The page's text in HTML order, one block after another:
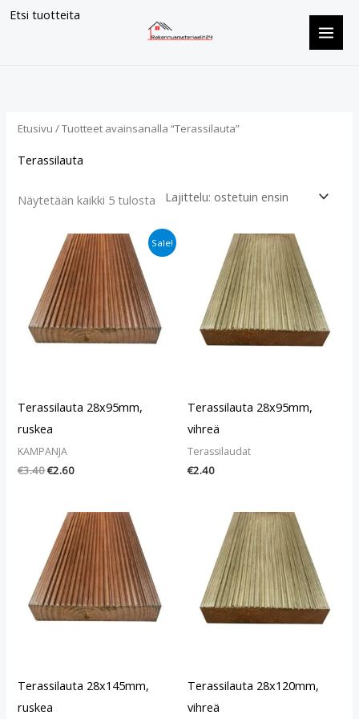
Etsi tuotteita
Siirry
Etusivu / Tuotteet avainsanalla “Terassilauta”
Terassilauta
Näytetään kaikki 5 tulosta
Sale!
Terassilauta 28x95mm,
ruskea
KAMPANJA
€3.40
Alkuperäinen
hinta
oli:
€3.40.
€2.60
Nykyinen
hinta
on:
€2.60.
Terassilauta 28x95mm,
vihreä
Terassilaudat
€2.40
Terassilauta 28x145mm,
ruskea
Terassilauta 28x120mm,
vihreä